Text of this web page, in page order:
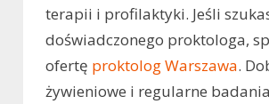
terapii i profilaktyki. Jeśli
doświadczonego proktologa,
ofertę proktolog Warszawa.
żywieniowe i regularne